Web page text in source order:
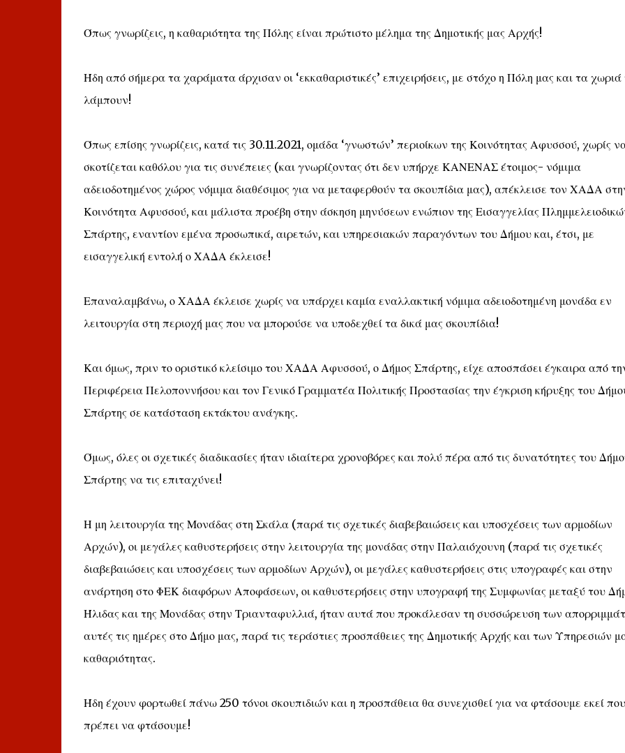
Όπως γνωρίζεις, η καθαριότητα της Πόλης είναι πρώτιστο μέλημα της Δημοτικής μας Αρχής!
Ήδη από σήμερα τα χαράματα άρχισαν οι ‘εκκαθαριστικές’ επιχειρήσεις, με στόχο η Πόλη μας και τα
λάμπουν!
Όπως επίσης γνωρίζεις, κατά τις 30.11.2021, ομάδα ‘γνωστών’ περιοίκων της Κοινότητας Αφυσσού, χωρίς
σκοτίζεται καθόλου για τις συνέπειες (και γνωρίζοντας ότι δεν υπήρχε ΚΑΝΕΝΑΣ έτοιμος- νόμιμα
αδειοδοτημένος χώρος νόμιμα διαθέσιμος για να μεταφερθούν τα σκουπίδια μας), απέκλεισε τον ΧΑΔΑ
Κοινότητα Αφυσσού, και μάλιστα προέβη στην άσκηση μηνύσεων ενώπιον της Εισαγγελίας
Σπάρτης, εναντίον εμένα προσωπικά, αιρετών, και υπηρεσιακών παραγόντων του Δήμου και, έτσι, με
εισαγγελική εντολή ο ΧΑΔΑ έκλεισε!
Επαναλαμβάνω, ο ΧΑΔΑ έκλεισε χωρίς να υπάρχει καμία εναλλακτική νόμιμα αδειοδοτημένη μονάδα εν
λειτουργία στη περιοχή μας που να μπορούσε να υποδεχθεί τα δικά μας σκουπίδια!
Και όμως, πριν το οριστικό κλείσιμο του ΧΑΔΑ Αφυσσού, ο Δήμος Σπάρτης, είχε αποσπάσει έγκαιρα από
Περιφέρεια Πελοποννήσου και τον Γενικό Γραμματέα Πολιτικής Προστασίας την έγκριση κήρυξης του
Σπάρτης σε κατάσταση εκτάκτου ανάγκης.
Όμως, όλες οι σχετικές διαδικασίες ήταν ιδιαίτερα χρονοβόρες και πολύ πέρα από τις δυνατότητες του
Σπάρτης να τις επιταχύνει!
Η μη λειτουργία της Μονάδας στη Σκάλα (παρά τις σχετικές διαβεβαιώσεις και υποσχέσεις των αρμοδίων
Αρχών), οι μεγάλες καθυστερήσεις στην λειτουργία της μονάδας στην Παλαιόχουνη (παρά τις σχετικές
διαβεβαιώσεις και υποσχέσεις των αρμοδίων Αρχών), οι μεγάλες καθυστερήσεις στις υπογραφές και στην
ανάρτηση στο ΦΕΚ διαφόρων Αποφάσεων, οι καθυστερήσεις στην υπογραφή της Συμφωνίας μεταξύ του
Ήλιδας και της Μονάδας στην Τριανταφυλλιά, ήταν αυτά που προκάλεσαν τη συσσώρευση των
αυτές τις ημέρες στο Δήμο μας, παρά τις τεράστιες προσπάθειες της Δημοτικής Αρχής και των Υπηρεσιών
καθαριότητας.
Ήδη έχουν φορτωθεί πάνω 250 τόνοι σκουπιδιών και η προσπάθεια θα συνεχισθεί για να φτάσουμε εκεί που
πρέπει να φτάσουμε!